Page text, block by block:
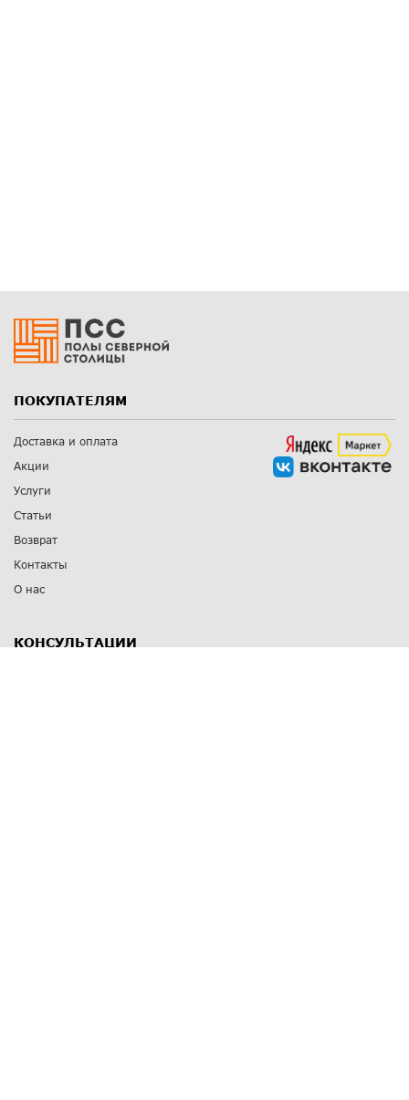
ПОКУПАТЕЛЯМ
Доставка и оплата
Акции
Услуги
Статьи
Возврат
Контакты
О нас
КОНСУЛЬТАЦИИ